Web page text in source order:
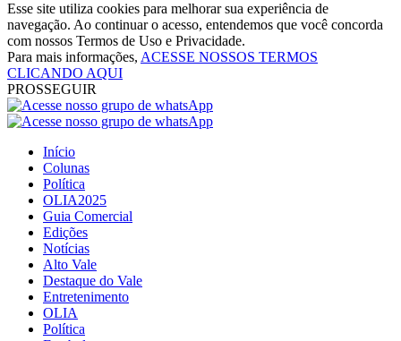
Esse site utiliza cookies para melhorar sua experiência de
navegação. Ao continuar o acesso, entendemos que você concorda
com nossos Termos de Uso e Privacidade.
Para mais informações, ACESSE NOSSOS TERMOS
CLICANDO AQUI
PROSSEGUIR
Início
Colunas
Política
OLIA2025
Guia Comercial
Edições
Notícias
Alto Vale
Destaque do Vale
Entretenimento
OLIA
Política